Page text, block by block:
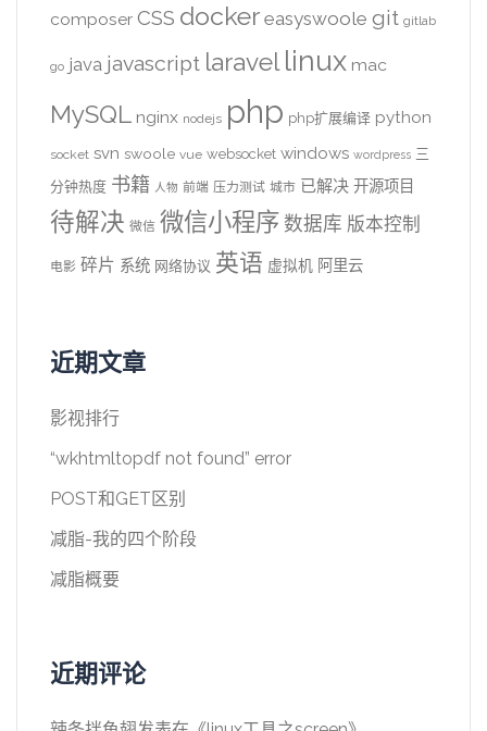
composer CSS docker easyswoole git gitlab
go java javascript laravel linux mac
MySQL nginx nodejs php php扩展编译 python
socket svn swoole vue websocket windows wordpress 三
分钟热度 书籍 人物 前端 压力测试 城市 已解决 开源项目
待解决 微信 微信小程序 数据库 版本控制
电影 碎片 系统 网络协议 英语 虚拟机 阿里云
近期文章
影视排行
“wkhtmltopdf not found” error
POST和GET区别
减脂-我的四个阶段
减脂概要
近期评论